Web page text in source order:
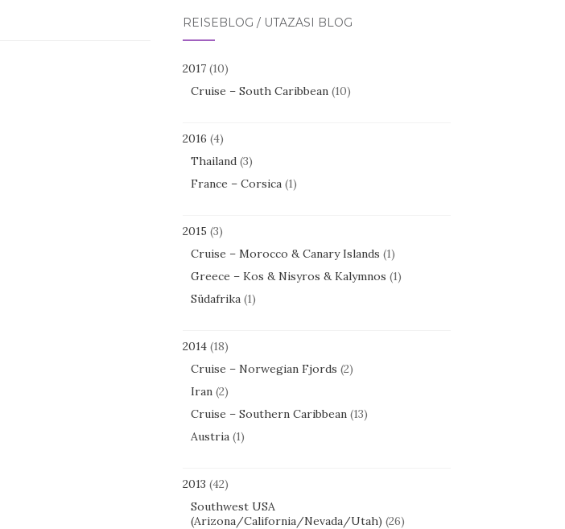
REISEBLOG / UTAZÁSI BLOG
2017(10)
Cruise – South Caribbean(10)
2016 (4)
Thailand(3)
France – Corsica(1)
2015 (3)
Cruise – Morocco & Canary Islands (1)
Greece – Kos & Nisyros & Kalymnos (1)
Südafrika(1)
2014(18)
Cruise – Norwegian Fjords (2)
Iran(2)
Cruise – Southern Caribbean(13)
Austria(1)
2013 (42)
Southwest USA
(Arizona/California/Nevada/Utah) (26)